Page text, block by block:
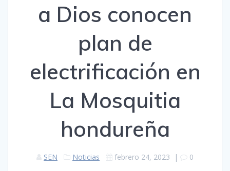
a Dios conocen
plan de
electrificación en
La Mosquitia
hondureña
SEN Noticias febrero 24, 2023 | 0